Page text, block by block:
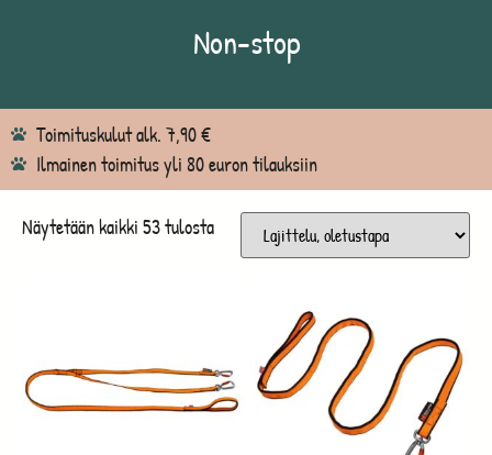
Non-stop
Toimituskulut alk. 7,90 €
Ilmainen toimitus yli 80 euron tilauksiin
Näytetään kaikki 53 tulosta